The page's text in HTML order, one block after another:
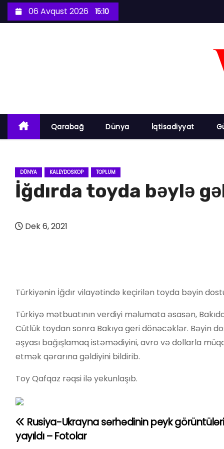
k
06 Avqust 2026 15:10
Qarabağ Dünya İqtisadiyyat
DÜNYA KALEYDOSKOP TOPLUM
İğdırda toyda bəylə
Dek 6, 2021
Türkiyənin İğdır vilayətində keçirilən toyda bəyin
Türkiyə mətbuatının verdiyi məlumata əsasən,
Cütlük toydan sonra Bakıya geri dönəcəklər. Bəyin
əşyası bağışlamaq istəmədiyini, avro və dollarla
etmək qərarına gəldiyini bildirib.
Toy Qafqaz rəqsi ilə yekunlaşıb.
Y Rusiya-Ukrayna sərhədinin peyk görüntüləri
yayıldı – Fotolar